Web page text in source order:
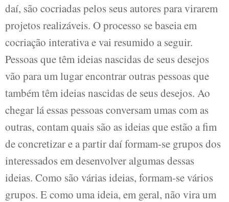
daí, são cocriadas pelos seus autores para virarem
projetos realizáveis. O processo se baseia em
cocriação interativa e vai resumido a seguir.
Pessoas que têm ideias nascidas de seus desejos
vão para um lugar encontrar outras pessoas que
também têm ideias nascidas de seus desejos. Ao
chegar lá essas pessoas conversam umas com as
outras, contam quais são as ideias que estão a fim
de concretizar e a partir daí formam-se grupos dos
interessados em desenvolver algumas dessas
ideias. Como são várias ideias, formam-se vários
grupos. E como uma ideia, em geral, não vira um